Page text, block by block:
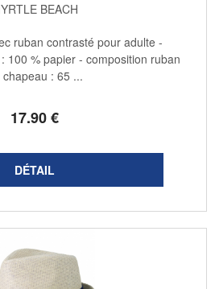
BEACH
17.90€
ruban contrasté pour adulte -
100 % papier - composition ruban
chapeau : 65 ...